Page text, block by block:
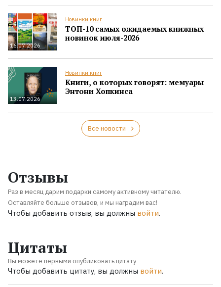
16.07.2026
Новинки книг
ТОП-10 самых ожидаемых книжных
новинок июля-2026
13.07.2026
Новинки книг
Книги, о которых говорят: мемуары
Энтони Хопкинса
Все новости
Отзывы
Раз в месяц дарим подарки самому активному читателю.
Оставляйте больше отзывов, и мы наградим вас!
Чтобы добавить отзыв, вы должны войти.
Цитаты
Вы можете первыми опубликовать цитату
Чтобы добавить цитату, вы должны войти.